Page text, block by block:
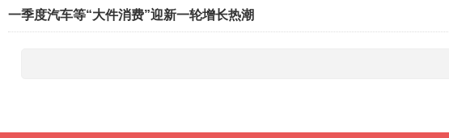
一季度汽车等“大件消费”迎新一轮增长热潮